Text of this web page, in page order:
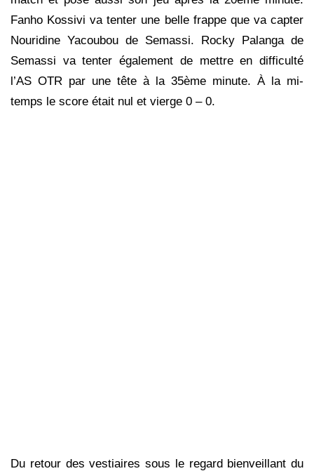
Fanho Kossivi va tenter une belle frappe que va capter
Nouridine Yacoubou de Semassi. Rocky Palanga de
Semassi va tenter également de mettre en difficulté
l’AS OTR par une tête à la 35ème minute. À la mi-
temps le score était nul et vierge 0 – 0.
Du retour des vestiaires sous le regard bienveillant du